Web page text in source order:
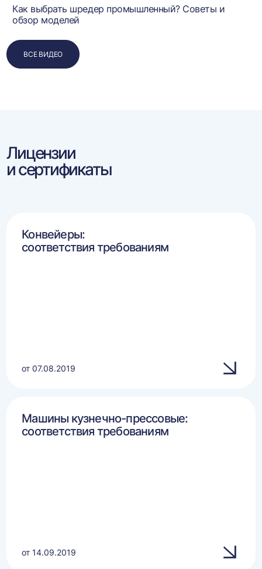
Как выбрать шредер промышленный? Советы и
обзор моделей
ВСЕ ВИДЕО
Лицензии
и сертификаты
Конвейеры:
соответствия требованиям
от 07.08.2019
Машины кузнечно-прессовые:
соответствия требованиям
от 14.09.2019